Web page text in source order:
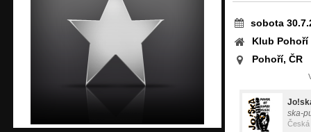
sobota
Klub Pohoří
Pohoří, ČR
ska-
Česká